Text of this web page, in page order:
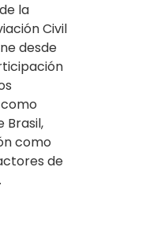
la
Civil
desde
Brasil,
como
de